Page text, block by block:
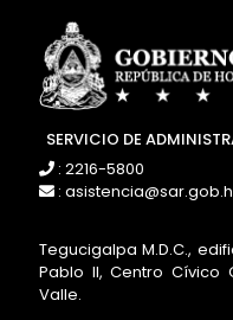
SERVICIO DE
: 2216-5800
:
Tegucigalpa M.D.C.,
Pablo II, Centro Cívico
Valle.